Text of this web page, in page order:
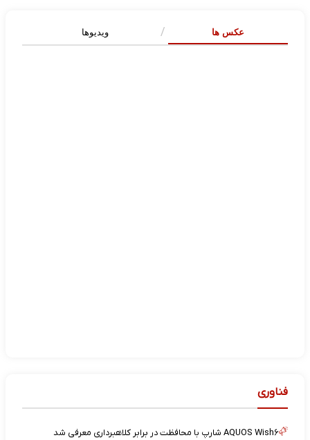
عکس ها ویدیوها
فناوری
AQUOS Wish۶ شارپ با محافظت در برابر کلاهبرداری معرفی شد